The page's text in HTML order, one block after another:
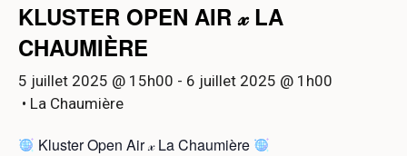
KLUSTER OPEN AIR 𝓍 LA
CHAUMIÈRE
5 juillet 2025 @ 15h00 - 6 juillet 2025 @ 1h00
• La Chaumière
Kluster Open Air 𝓍 La Chaumière